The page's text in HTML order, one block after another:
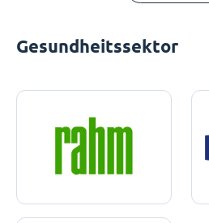
Gesundheitssektor